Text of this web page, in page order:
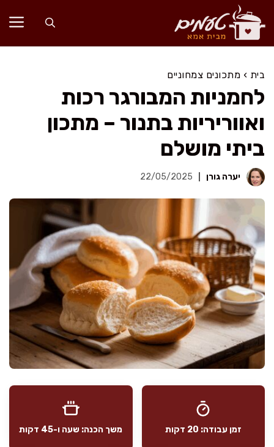
לדלג
לתוכן
בית › מתכונים צמחוניים
לחמניות המבורגר רכות
ואווריריות בתנור – מתכון
ביתי מושלם
יערה גורן 22/05/2025
זמן עבודה: 20 דקות משך הכנה: שעה ו-45 דקות